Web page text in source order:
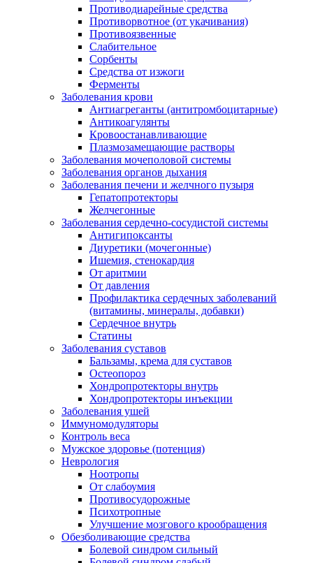
Противодиарейные средства
Противорвотное (от укачивания)
Противоязвенные
Слабительное
Сорбенты
Средства от изжоги
Ферменты
Заболевания крови
Антиагреганты (антитромбоцитарные)
Антикоагулянты
Кровоостанавливающие
Плазмозамещающие растворы
Заболевания мочеполовой системы
Заболевания органов дыхания
Заболевания печени и желчного пузыря
Гепатопротекторы
Желчегонные
Заболевания сердечно-сосудистой системы
Антигипоксанты
Диуретики (мочегонные)
Ишемия, стенокардия
От аритмии
От давления
Профилактика сердечных заболеваний
(витамины, минералы, добавки)
Сердечное внутрь
Статины
Заболевания суставов
Бальзамы, крема для суставов
Остеопороз
Хондропротекторы внутрь
Хондропротекторы инъекции
Заболевания ушей
Иммуномодуляторы
Контроль веса
Мужское здоровье (потенция)
Неврология
Ноотропы
От слабоумия
Противосудорожные
Психотропные
Улучшение мозгового крообращения
Обезболивающие средства
Болевой синдром сильный